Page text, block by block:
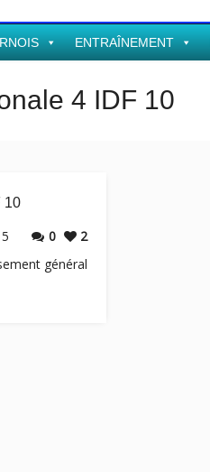
ENTRAÎNEMENT
4 IDF 10
10
0
2
général